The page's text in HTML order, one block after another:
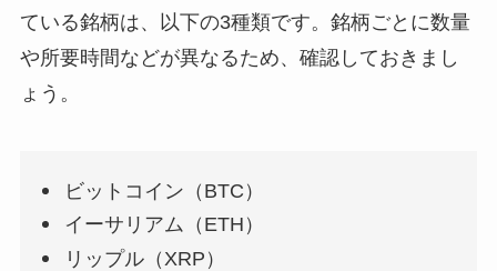
ている銘柄は、以下の3種類です。銘柄ごとに数量
や所要時間などが異なるため、確認しておきまし
ょう。
ビットコイン（BTC）
イーサリアム（ETH）
リップル（XRP）